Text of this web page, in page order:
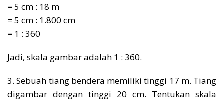
= 5 cm : 18 m
= 5 cm : 1.800 cm
= 1 : 360
Jadi, skala gambar adalah 1 : 360.
3. Sebuah tiang bendera memiliki tinggi 17 m. Tiang
digambar dengan tinggi 20 cm. Tentukan skala